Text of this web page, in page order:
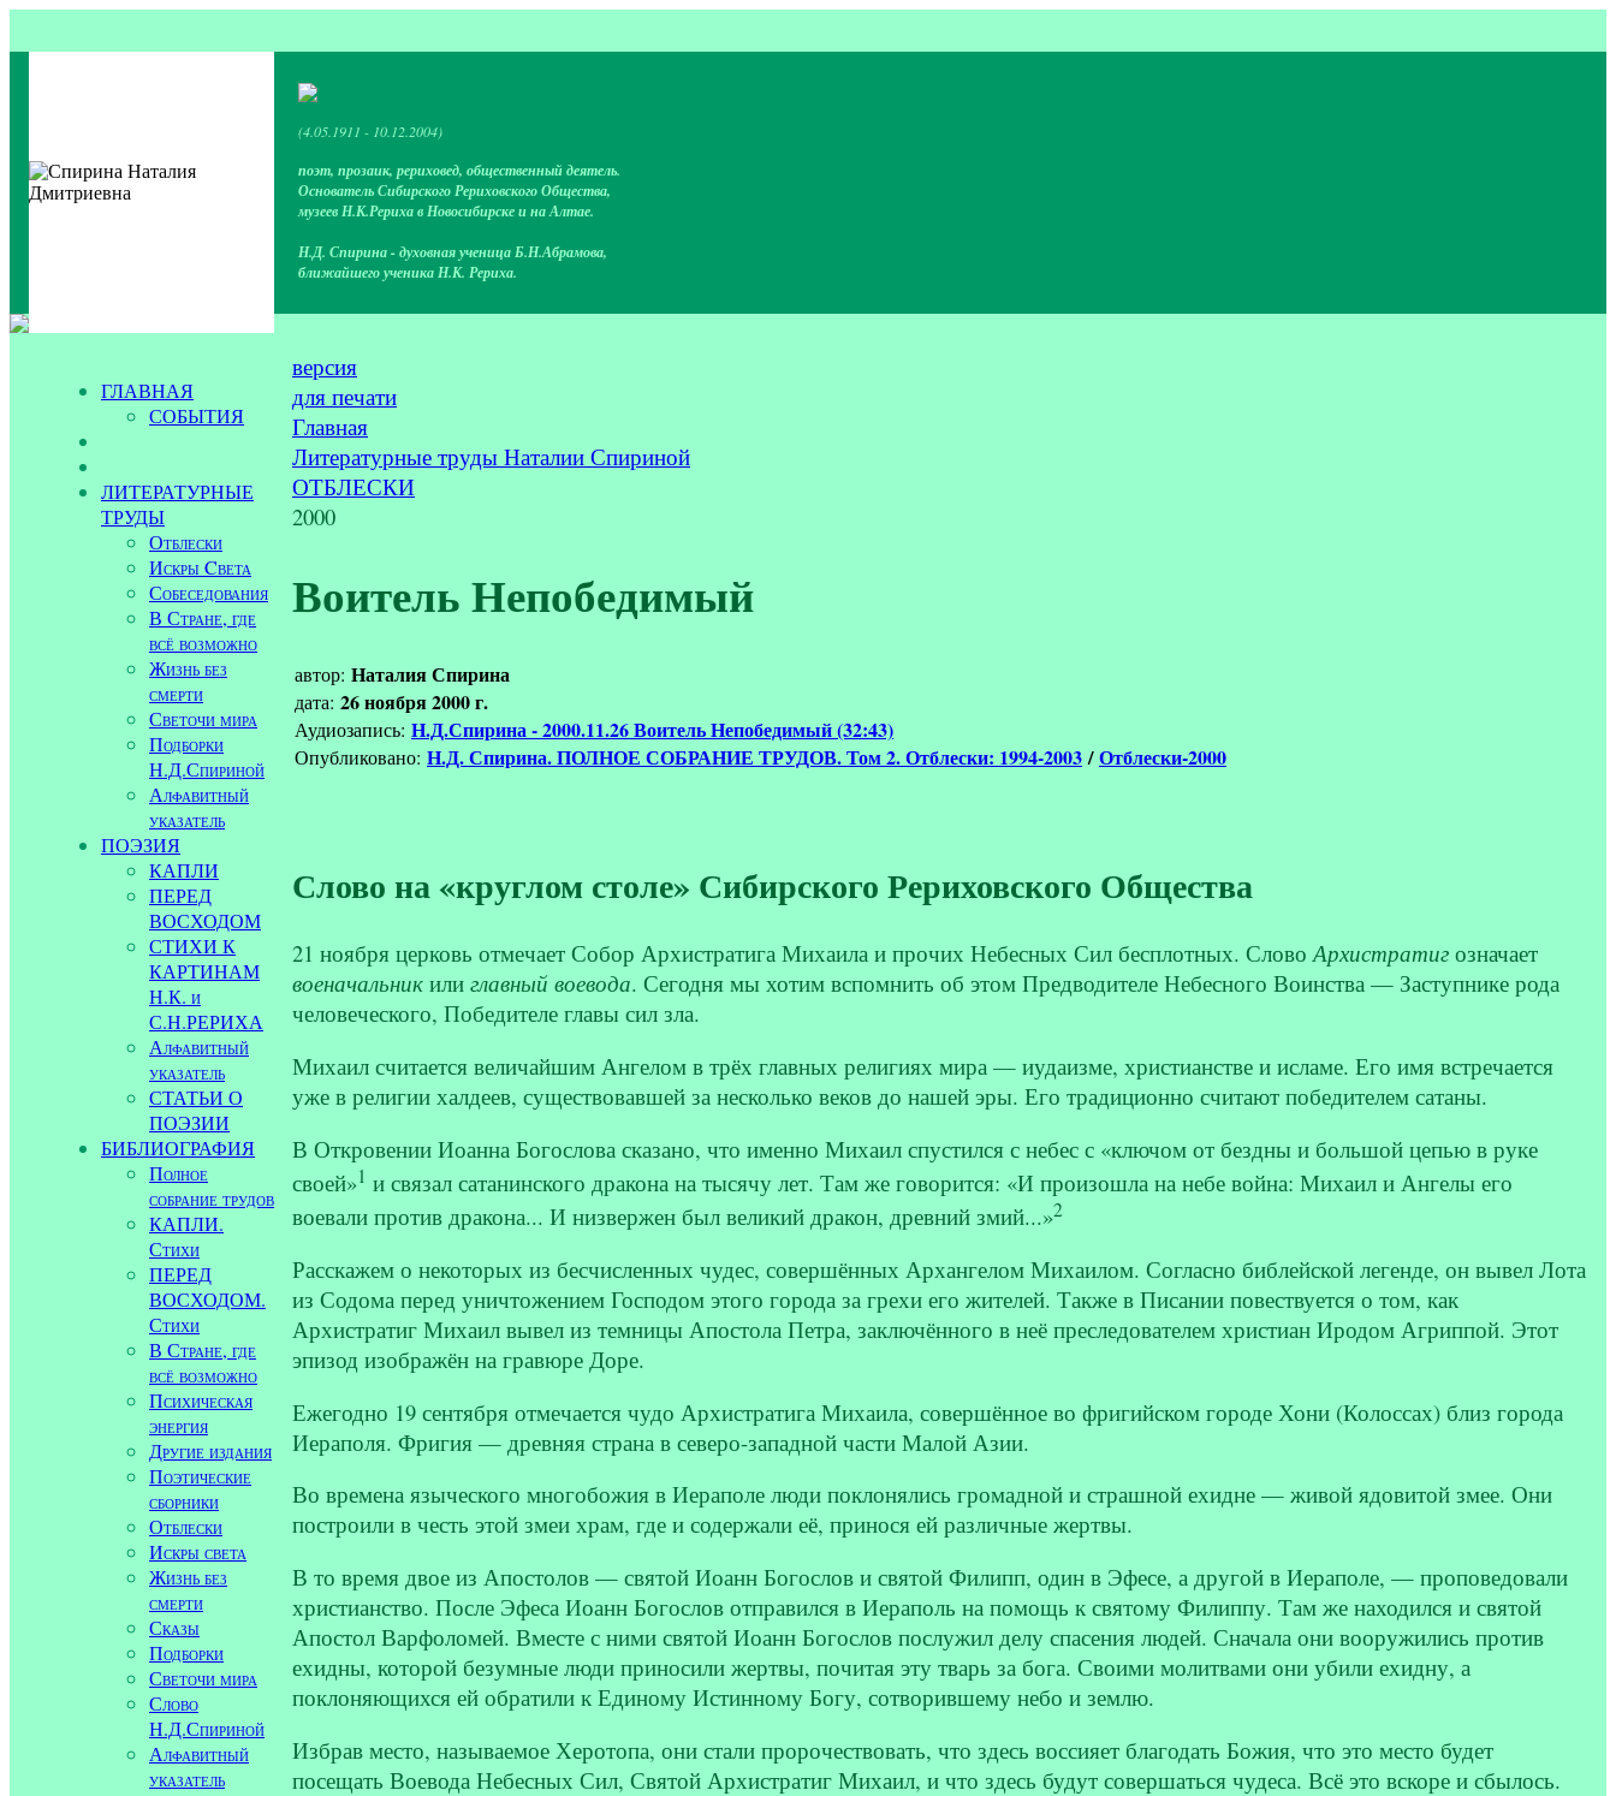
(4.05.1911 - 10.12.2004)
поэт, прозаик, рериховед, общественный деятель.
Основатель Сибирского Рериховского Общества,
музеев Н.К.Рериха в Новосибирске и на Алтае.
Н.Д. Спирина - духовная ученица Б.Н.Абрамова,
ближайшего ученика Н.К. Рериха.
ГЛАВНАЯ
СОБЫТИЯ
ЛИТЕРАТУРНЫЕ
ТРУДЫ
Отблески
Искры Cвета
Собеседования
В Стране, где
всё возможно
Жизнь без
смерти
Светочи мира
Подборки
Н.Д.Спириной
Алфавитный
указатель
ПОЭЗИЯ
КАПЛИ
ПЕРЕД
ВОСХОДОМ
СТИХИ К
КАРТИНАМ
Н.К. и
С.Н.РЕРИХА
Алфавитный
указатель
СТАТЬИ О
ПОЭЗИИ
БИБЛИОГРАФИЯ
Полное
собрание трудов
КАПЛИ.
Стихи
ПЕРЕД
ВОСХОДОМ.
Стихи
В Стране, где
всё возможно
Психическая
энергия
Другие издания
Поэтические
сборники
Отблески
Искры света
Жизнь без
смерти
Сказы
Подборки
Светочи мира
Слово
Н.Д.Спириной
Алфавитный
указатель
версия
для печати
Главная
Литературные труды Наталии Спириной
ОТБЛЕСКИ
2000
Воитель Непобедимый
автор: Наталия Спирина
дата: 26 ноября 2000 г.
Аудиозапись: Н.Д.Спирина - 2000.11.26 Воитель Непобедимый (32:43)
Опубликовано: Н.Д. Спирина. ПОЛНОЕ СОБРАНИЕ ТРУДОВ. Том 2. Отблески: 1994-2003/Отблески-2000
Слово на «круглом столе» Сибирского Рериховского Общества
21 ноября церковь отмечает Собор Архистратига Михаила и прочих Небесных Сил бесплотных. СловоАрхистратиг означает
военачальник или главный воевода. Сегодня мы хотим вспомнить об этом Предводителе Небесного Воинства — Заступнике рода
человеческого, Победителе главы сил зла.
Михаил считается величайшим Ангелом в трёх главных религиях мира — иудаизме, христианстве и исламе. Его имя встречается
уже в религии халдеев, существовавшей за несколько веков до нашей эры. Его традиционно считают победителем сатаны.
В Откровении Иоанна Богослова сказано, что именно Михаил спустился с небес с «ключом от бездны и большой цепью в руке
своей»1 и связал сатанинского дракона на тысячу лет. Там же говорится: «И произошла на небе война: Михаил и Ангелы его
воевали против дракона... И низвержен был великий дракон, древний змий...»2
Расскажем о некоторых из бесчисленных чудес, совершённых Архангелом Михаилом. Согласно библейской легенде, он вывел Лота
из Содома перед уничтожением Господом этого города за грехи его жителей. Также в Писании повествуется о том, как
Архистратиг Михаил вывел из темницы Апостола Петра, заключённого в неё преследователем христиан Иродом Агриппой. Этот
эпизод изображён на гравюре Доре.
Ежегодно 19 сентября отмечается чудо Архистратига Михаила, совершённое во фригийском городе Хони (Колоссах) близ города
Иераполя. Фригия — древняя страна в северо-западной части Малой Азии.
Во времена языческого многобожия в Иераполе люди поклонялись громадной и страшной ехидне — живой ядовитой змее. Они
построили в честь этой змеи храм, где и содержали её, принося ей различные жертвы.
В то время двое из Апостолов — святой Иоанн Богослов и святой Филипп, один в Эфесе, а другой в Иераполе, — проповедовали
христианство. После Эфеса Иоанн Богослов отправился в Иераполь на помощь к святому Филиппу. Там же находился и святой
Апостол Варфоломей. Вместе с ними святой Иоанн Богослов послужил делу спасения людей. Сначала они вооружились против
ехидны, которой безумные люди приносили жертвы, почитая эту тварь за бога. Своими молитвами они убили ехидну, а
поклоняющихся ей обратили к Единому Истинному Богу, сотворившему небо и землю.
Избрав место, называемое Херотопа, они стали пророчествовать, что здесь воссияет благодать Божия, что это место будет
посещать Воевода Небесных Сил, Святой Архистратиг Михаил, и что здесь будут совершаться чудеса. Всё это вскоре и сбылось.